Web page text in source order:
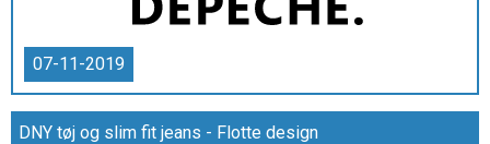
07-11-2019
DNY tøj og slim fit jeans - Flotte design